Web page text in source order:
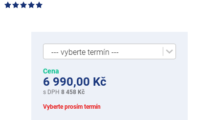
Cena
6 990,00 Kč
s DPH 8 458 Kč
Vyberte prosím termín